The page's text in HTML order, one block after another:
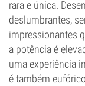
Tipo de
rara e única.
deslumbrantes,
impressionantes
a potência é
uma experiência
é também